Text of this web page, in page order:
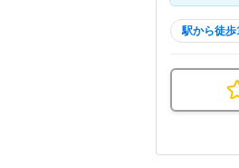
駅から徒